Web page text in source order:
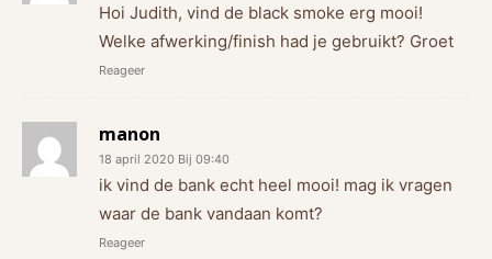
Hoi Judith, vind de black smoke erg mooi!
Welke afwerking/finish had je gebruikt? Groet
Reageer
manon
18 april 2020 Bij 09:40
ik vind de bank echt heel mooi! mag ik vragen
waar de bank vandaan komt?
Reageer